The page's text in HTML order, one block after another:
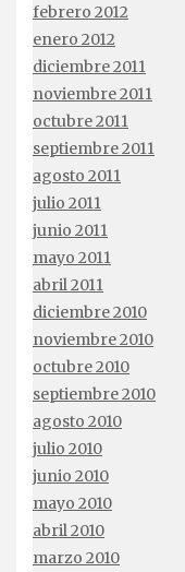
febrero 2012
enero 2012
diciembre 2011
noviembre 2011
octubre 2011
septiembre 2011
agosto 2011
julio 2011
junio 2011
mayo 2011
abril 2011
diciembre 2010
noviembre 2010
octubre 2010
septiembre 2010
agosto 2010
julio 2010
junio 2010
mayo 2010
abril 2010
marzo 2010